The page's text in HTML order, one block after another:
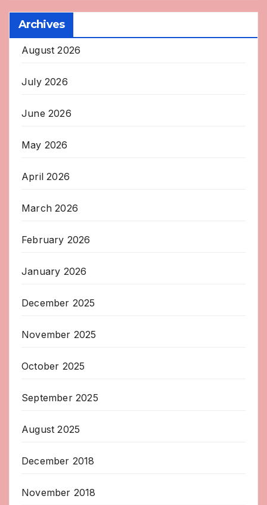
Archives
August 2026
July 2026
June 2026
May 2026
April 2026
March 2026
February 2026
January 2026
December 2025
November 2025
October 2025
September 2025
August 2025
December 2018
November 2018